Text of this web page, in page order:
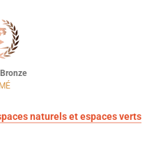
naturels et espaces verts